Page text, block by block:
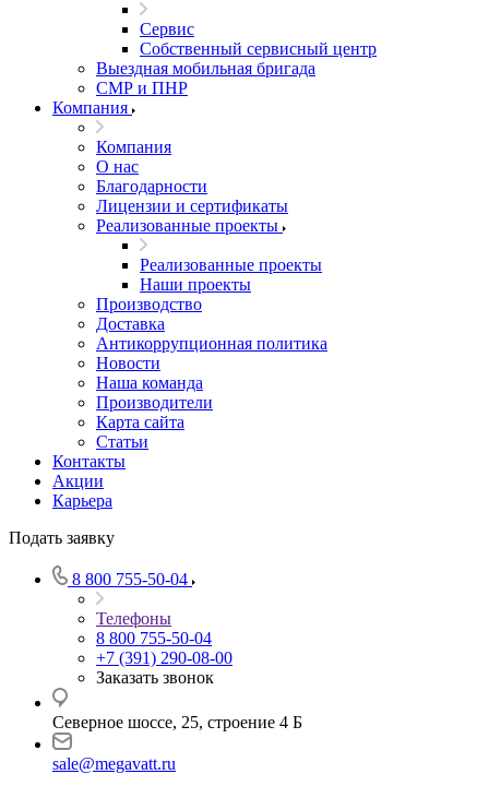
Сервис
Собственный сервисный центр
Выездная мобильная бригада
СМР и ПНР
Компания
Компания
О нас
Благодарности
Лицензии и сертификаты
Реализованные проекты
Реализованные проекты
Наши проекты
Производство
Доставка
Антикоррупционная политика
Новости
Наша команда
Производители
Карта сайта
Статьи
Контакты
Акции
Карьера
Подать заявку
8 800 755-50-04
Телефоны
8 800 755-50-04
+7 (391) 290-08-00
Заказать звонок
Северное шоссе, 25, строение 4 Б
sale@megavatt.ru